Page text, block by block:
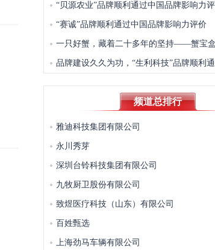
“贝源农业”品牌顺利通过中国品牌影响力
特色农业综合服务能力
“赛诚”品牌顺利通过中国品牌影响力评价
一只好蟹，藏着二十多年的坚持——蟹宝
影响力评价中被评价为“领先品牌”
品牌建设久久为功，“生利科技”品牌顺利
频道总排行
雅迪科技集团有限公司
永川秀芽
深圳台铃科技集团有限公司
九牧厨卫股份有限公司
致煜医疗科技（山东）有限公司
百姓甄选
上海劲马车辆有限公司